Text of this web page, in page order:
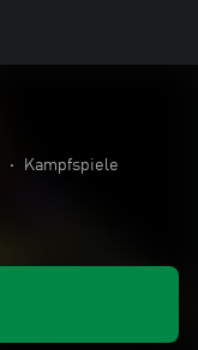
• Kampfspiele